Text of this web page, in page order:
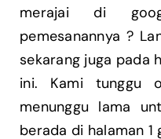
merajai di
pemesanannya ?
sekarang juga pada
ini. Kami tunggu
menunggu lama
berada di halaman 1